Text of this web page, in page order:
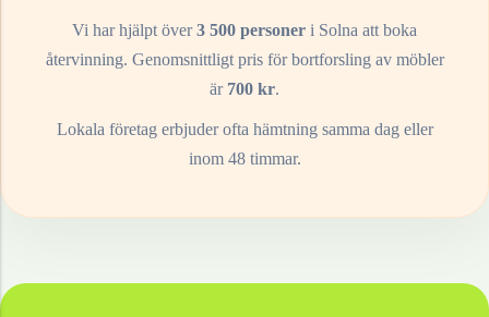
Vi har hjälpt över3 500 personer i Solna att boka
återvinning. Genomsnittligt pris för bortforsling av möbler
är 700 kr.
Lokala företag erbjuder ofta hämtning samma dag eller
inom 48 timmar.